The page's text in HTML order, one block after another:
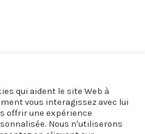
qui aident le site Web à
vous interagissez avec lui
offrir une expérience
Nous n'utiliserons